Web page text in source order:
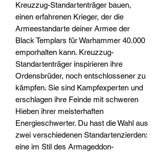
Kreuzzug-Standartenträger bauen,
einen erfahrenen Krieger, der die
Armeestandarte deiner Armee der
Black Templars für Warhammer 40.000
emporhalten kann. Kreuzzug-
Standartenträger inspirieren ihre
Ordensbrüder, noch entschlossener zu
kämpfen. Sie sind Kampfexperten und
erschlagen ihre Feinde mit schweren
Hieben ihrer meisterhaften
Energieschwerter. Du hast die Wahl aus
zwei verschiedenen Standartenzierden:
eine im Stil des Armageddon-